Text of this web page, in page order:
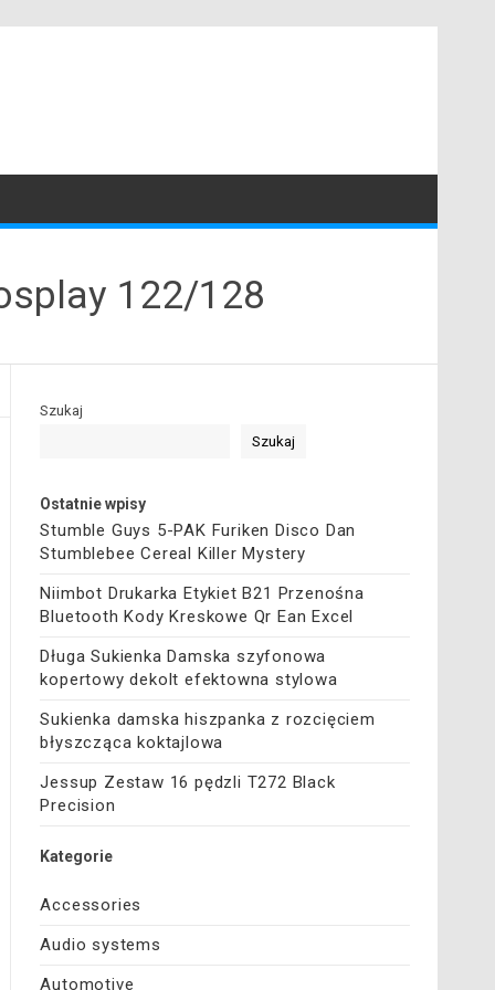
122/128
Szukaj
Szukaj
Ostatnie wpisy
Stumble Guys 5-PAK Furiken Disco Dan
Stumblebee Cereal Killer Mystery
Niimbot Drukarka Etykiet B21 Przenośna
Bluetooth Kody Kreskowe Qr Ean Excel
Długa Sukienka Damska szyfonowa
kopertowy dekolt efektowna stylowa
Sukienka damska hiszpanka z rozcięciem
błyszcząca koktajlowa
Jessup Zestaw 16 pędzli T272 Black
Precision
Kategorie
Accessories
Audio systems
Automotive